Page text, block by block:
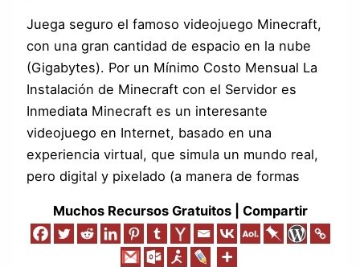
Juega seguro el famoso videojuego Minecraft,
con una gran cantidad de espacio en la nube
(Gigabytes). Por un Mínimo Costo Mensual La
Instalación de Minecraft con el Servidor es
Inmediata Minecraft es un interesante
videojuego en Internet, basado en una
experiencia virtual, que simula un mundo real,
pero digital y pixelado (a manera de formas
Muchos Recursos Gratuitos | Compartir